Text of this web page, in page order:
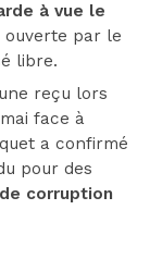
à vue le
ouverte par le
libre.
reçu lors
face à
a confirmé
pour des
corruption